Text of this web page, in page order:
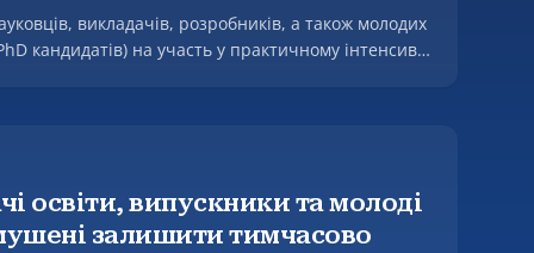
викладачів, розробників, а також молодих
кандидатів) на участь у практичному інтенсиві
освіти, випускники та молоді
залишити тимчасово